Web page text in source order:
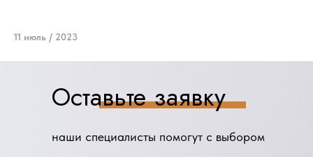
11 июль / 2023
Оставьте заявку
наши специалисты помогут с выбором